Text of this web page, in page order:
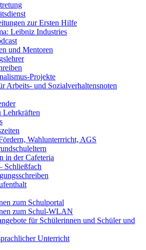
zur Ersten Hilfe
Leibniz Industries
und Mentoren
Projekte
Arbeits- und Sozialverhaltensnoten
Lehrkräften
Wahlunterrricht, AGS
in der Cafeteria
Schließfach
zum Schulportal
zum Schul-WLAN
für Schülerinnen und Schüler und
Unterricht